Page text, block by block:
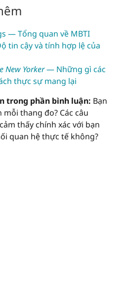
— Tổng quan về MBTI
tin cậy và tính hợp lệ của
New Yorker— Những gì các
thực sự mang lại
trong phần bình luận: Bạn
thang đo? Các câu
thấy chính xác với bạn
quan hệ thực tế không?